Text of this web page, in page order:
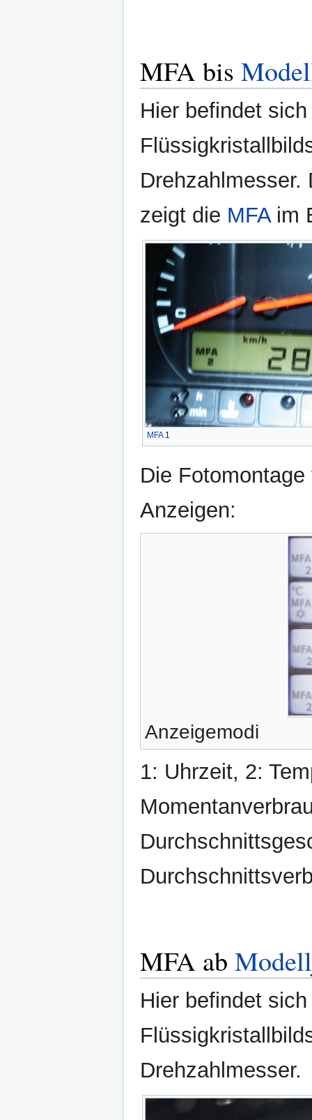
MFA bis
Hier befindet
Drehzahlmesser.
zeigt die MFAim
MFA1
Die
Anzeigen:
Anzeigemodi
1: Uhrzeit, 2:
MFA ab
Hier befindet
Drehzahlmesser.